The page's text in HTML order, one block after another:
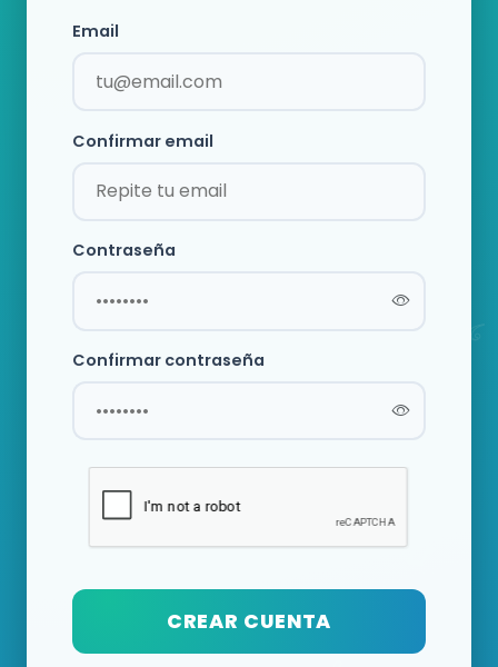
Email
Confirmar email
Contraseña
Confirmar contraseña
CREAR CUENTA